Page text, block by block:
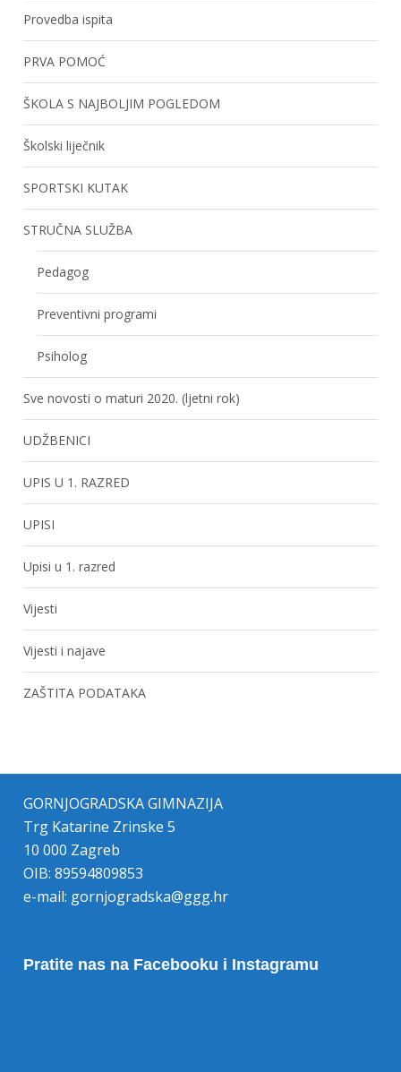
Provedba ispita
PRVA POMOĆ
ŠKOLA S NAJBOLJIM POGLEDOM
Školski liječnik
SPORTSKI KUTAK
STRUČNA SLUŽBA
Pedagog
Preventivni programi
Psiholog
Sve novosti o maturi 2020. (ljetni rok)
UDŽBENICI
UPIS U 1. RAZRED
UPISI
Upisi u 1. razred
Vijesti
Vijesti i najave
ZAŠTITA PODATAKA
GORNJOGRADSKA GIMNAZIJA
Trg Katarine Zrinske 5
10 000 Zagreb
OIB: 89594809853
e-mail: gornjogradska@ggg.hr
Pratite nas na Facebooku i Instagramu